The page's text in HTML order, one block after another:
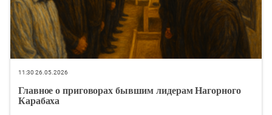
11:30 26.05.2026
Главное о приговорах бывшим лидерам Нагорного
Карабаха